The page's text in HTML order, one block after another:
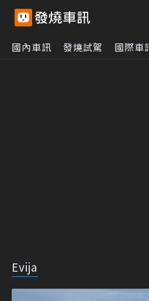
國內車訊 發燒試駕 國際車
Evija